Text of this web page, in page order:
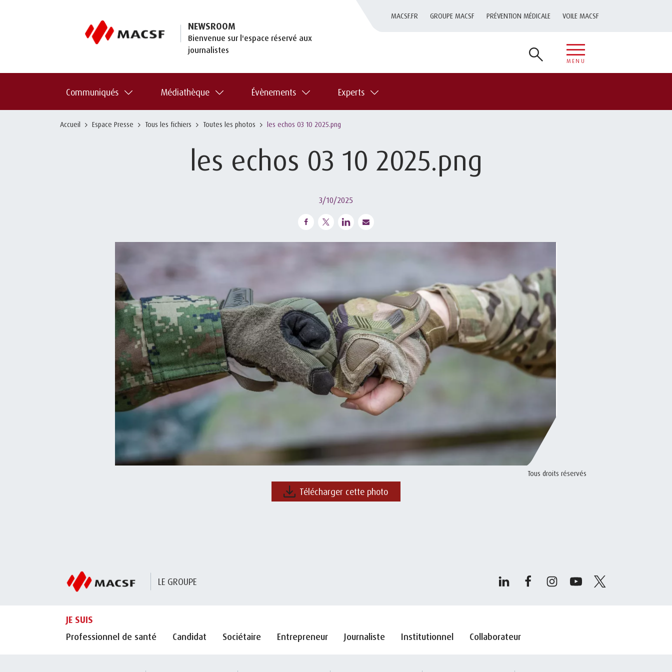
NEWSROOM
Bienvenue sur l'espace réservé aux
journalistes
MACSF.FR GROUPE MACSF PRÉVENTION MÉDICALE VOILE MACSF
MENU
Communiqués Médiathèque Évènements Experts
Accueil Espace Presse Tous les fichiers Toutes les photos les echos 03 10 2025.png
les echos 03 10 2025.png
3/10/2025
Tous droits réservés
Télécharger cette photo
LE GROUPE
JE SUIS
Professionnel de santé
Candidat Sociétaire Entrepreneur Journaliste Institutionnel Collaborateur